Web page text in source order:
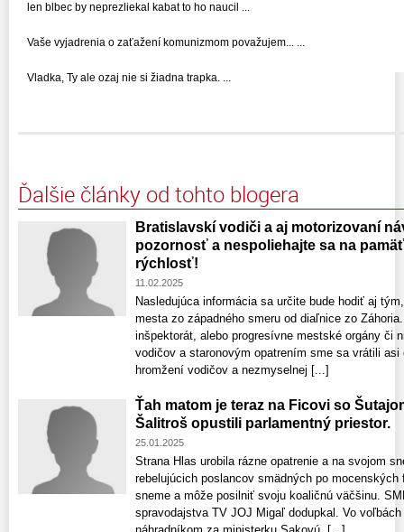
len blbec by neprezliekal kabat to ho naucil ...
Vaše vyjadrenia o zaťažení komunizmom považujem... ...
Vladka, Ty ale ozaj nie si žiadna trapka. ...
Ďalšie články od tohto blogera
Bratislavskí vodiči a aj motorizovaní
pozornosť a nespoliehajte sa na
rýchlosť!
11.02.2025
Nasledujúca informácia sa určite bude hodiť aj
mesta zo západného smeru od diaľnice zo
inšpektorát, alebo progresívne mestské orgány či
vodičov a staronovým opatrením sme sa vrátili
hromžení vodičov a nezmyselnej [...]
Ťah matom je teraz na Ficovi so
Šalitroš opustili parlamentný priestor.
25.01.2025
Strana Hlas urobila rázne opatrenie a na svojom
rebelujúcich poslancov smädných po
sneme a môže posilniť svoju koaličnú väčšinu.
spravodajstva TV JOJ Migaľ dodupkal. Vo